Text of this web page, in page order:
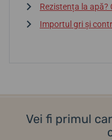
Rezistența la apă?
Importul gri și
Vei fi primul